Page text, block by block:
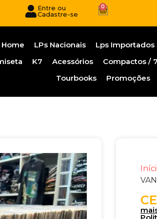
Entre ou
Cadastre-se
0
Home LPs Nacionais Lps Importados
K7 Acessórios Compactos / 7
Tourbooks
Promoções